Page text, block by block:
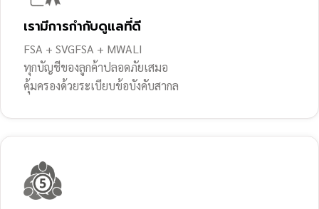
เรามีการกำกับดูแลที่ดี
FSA + SVGFSA + MWALI
ทุกบัญชีของลูกค้าปลอดภัยเสมอ
คุ้มครองด้วยระเบียบข้อบังคับสากล